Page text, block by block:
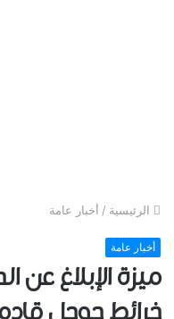
الرئيسية / أخبار عامة
أخبار عامة
ميزة ﺍﻹﺑﻼﻍ ﻋﻦ